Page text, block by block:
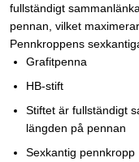
fullständigt
pennan, vilket
Pennkroppens
Grafitpenna
HB-stift
Stiftet är fullständigt
längden på pennan
Sexkantig pennkropp